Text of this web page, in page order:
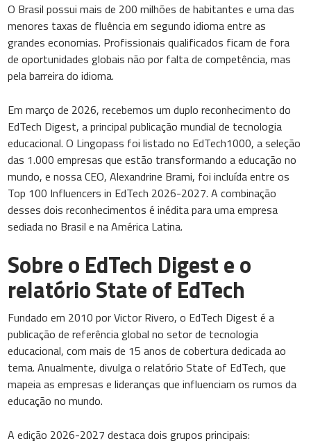
O Brasil possui mais de 200 milhões de habitantes e uma das
menores taxas de fluência em segundo idioma entre as
grandes economias. Profissionais qualificados ficam de fora
de oportunidades globais não por falta de competência, mas
pela barreira do idioma.
Em março de 2026, recebemos um duplo reconhecimento do
EdTech Digest, a principal publicação mundial de tecnologia
educacional. O Lingopass foi listado no EdTech1000, a seleção
das 1.000 empresas que estão transformando a educação no
mundo, e nossa CEO, Alexandrine Brami, foi incluída entre os
Top 100 Influencers in EdTech 2026-2027. A combinação
desses dois reconhecimentos é inédita para uma empresa
sediada no Brasil e na América Latina.
Sobre o EdTech Digest e o
relatório State of EdTech
Fundado em 2010 por Victor Rivero, o EdTech Digest é a
publicação de referência global no setor de tecnologia
educacional, com mais de 15 anos de cobertura dedicada ao
tema. Anualmente, divulga o relatório State of EdTech, que
mapeia as empresas e lideranças que influenciam os rumos da
educação no mundo.
A edição 2026-2027 destaca dois grupos principais: